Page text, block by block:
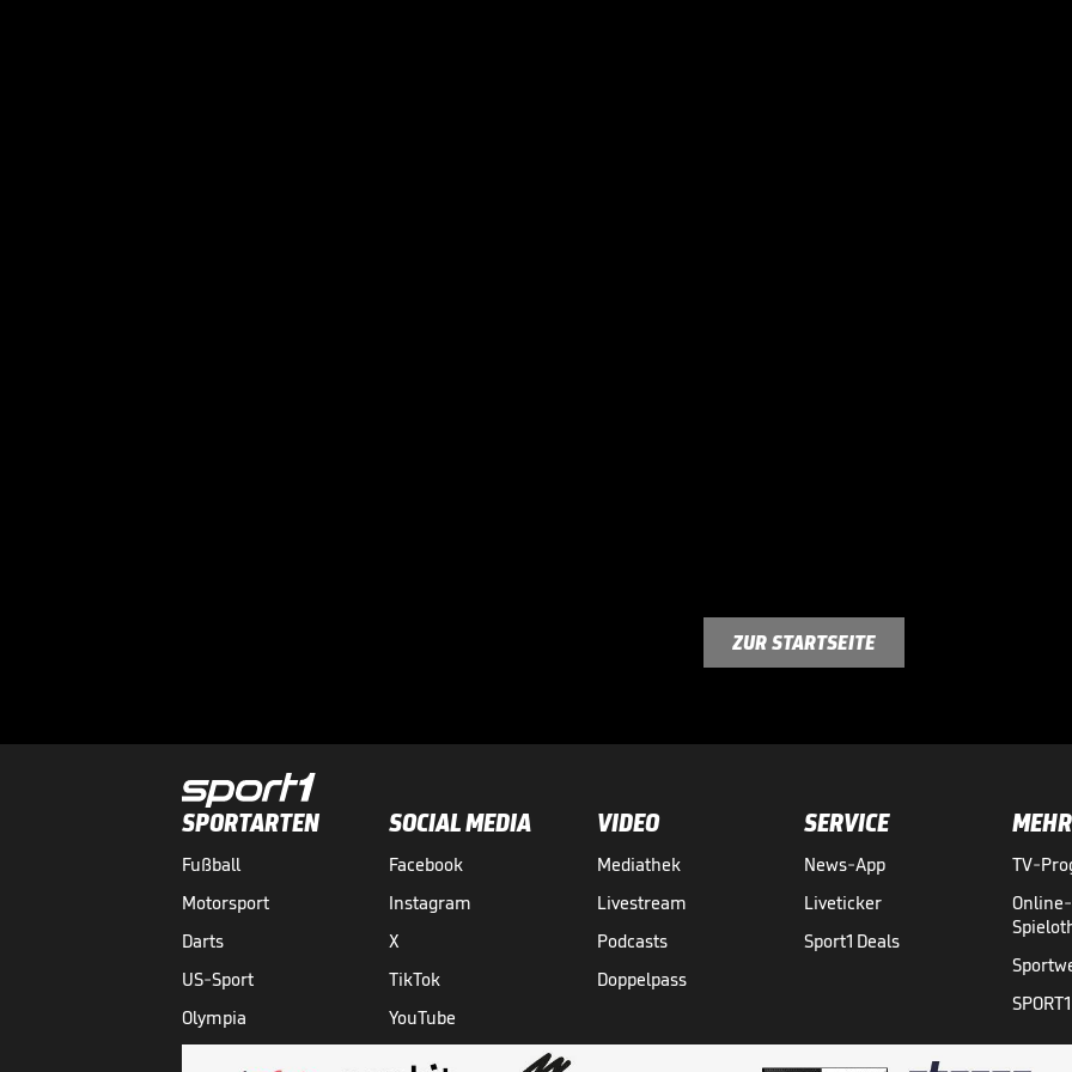
ZUR STARTSEITE
SPORTARTEN
Fußball
Motorsport
Darts
US-Sport
Olympia
SOCIAL MEDIA
Facebook
Instagram
X
TikTok
YouTube
VIDEO
Mediathek
Livestream
Podcasts
Doppelpass
SERVICE
News-App
Liveticker
Sport1 Deals
MEHR
TV-